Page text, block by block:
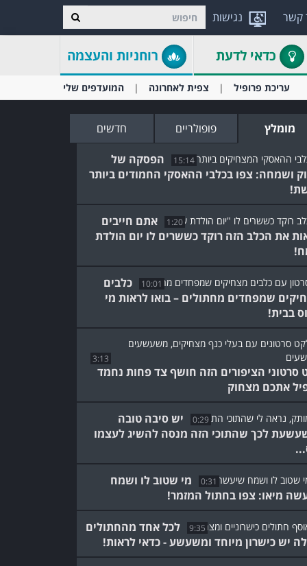
נגישות קשר
כדאי לדעת רוחניות והעצמה
עריכת פרופיל צפית לאחרונה המועדפים שלי
מומלץ פופולריים חדשים
15:14
הפסקה של
ושמחה: צפו בכלבי ההאסקי החמודים ביותר
1:20
אתם חייבים
את הכלב הזה רוקד כששרים לו יום הולדת
10:01
כלבים
שמפחדים מחתולים – בואו לראות מי
בבית!
3:13
סרטוני הציפורים הזה חושף צד פחות נחמד
אתכם מצחוק
0:29
יש סיבה טובה
לכך שהתוכי הזה מנסה להשיג לעצמו
0:31
מי שטוב לו ושמח
מיאו: צפו בחתול המזמר!
9:35
לכל אחד מהחתולים
יש כישרון מיוחד ומשעשע - כדאי לראות!